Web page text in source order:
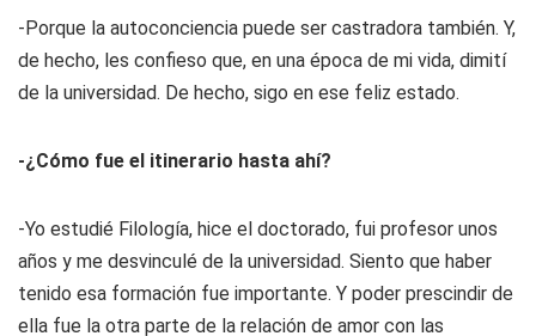
-Porque la autoconciencia puede ser castradora también. Y,
de hecho, les confieso que, en una época de mi vida, dimití
de la universidad. De hecho, sigo en ese feliz estado.
-¿Cómo fue el itinerario hasta ahí?
-Yo estudié Filología, hice el doctorado, fui profesor unos
años y me desvinculé de la universidad. Siento que haber
tenido esa formación fue importante. Y poder prescindir de
ella fue la otra parte de la relación de amor con las